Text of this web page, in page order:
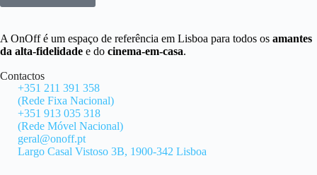
A OnOff é um espaço de referência em Lisboa para todos os amantes
da alta-fidelidade e do cinema-em-casa.
Contactos
+351 211 391 358
(Rede Fixa Nacional)
+351 913 035 318
(Rede Móvel Nacional)
geral@onoff.pt
Largo Casal Vistoso 3B, 1900-342 Lisboa